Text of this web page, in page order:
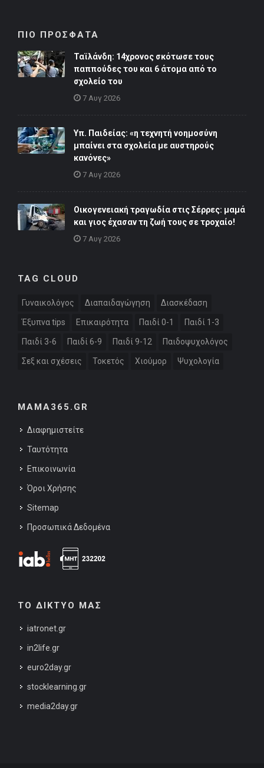
ΠΙΟ ΠΡΟΣΦΑΤΑ
Ταϊλάνδη: 14χρονος σκότωσε τους
παππούδες του και 6 άτομα από το
σχολείο του
7 Αυγ 2026
Υπ. Παιδείας: «η τεχνητή νοημοσύνη
μπαίνει στα σχολεία με αυστηρούς
κανόνες»
7 Αυγ 2026
Οικογενειακή τραγωδία στις Σέρρες: μαμά
και γιος έχασαν τη ζωή τους σε τροχαίο!
7 Αυγ 2026
TAG CLOUD
Γυναικολόγος Διαπαιδαγώγηση Διασκέδαση
Έξυπνα tips Επικαιρότητα Παιδί 0-1 Παιδί 1-3
Παιδί 3-6 Παιδί 6-9 Παιδί 9-12 Παιδοψυχολόγος
Σεξ και σχέσεις Τοκετός Χιούμορ Ψυχολογία
MAMA365.GR
Διαφημιστείτε
Ταυτότητα
Επικοινωνία
Όροι Χρήσης
Sitemap
Προσωπικά Δεδομένα
ΤΟ ΔΙΚΤΥΟ ΜΑΣ
iatronet.gr
in2life.gr
euro2day.gr
stocklearning.gr
media2day.gr